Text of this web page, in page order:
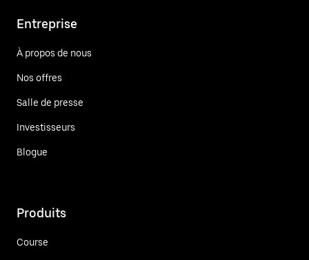
Entreprise
À propos de nous
Nos offres
Salle de presse
Investisseurs
Blogue
Produits
Course